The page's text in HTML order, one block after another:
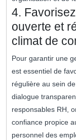
4.
ouverte et
climat de
Pour garantir une
est essentiel de
régulière au sein
dialogue
responsables RH,
confiance propice
personnel des